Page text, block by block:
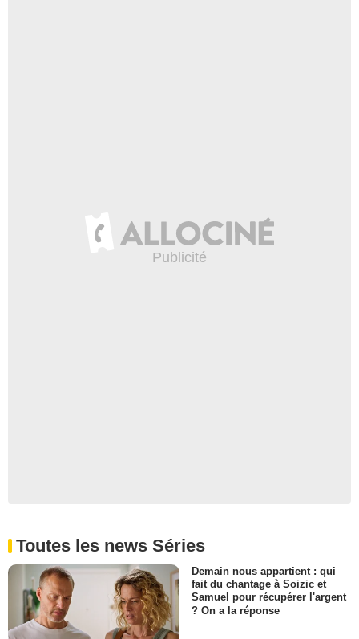
Toutes les news Séries
Demain nous appartient : qui
fait du chantage à Soizic et
Samuel pour récupérer l'argent
? On a la réponse